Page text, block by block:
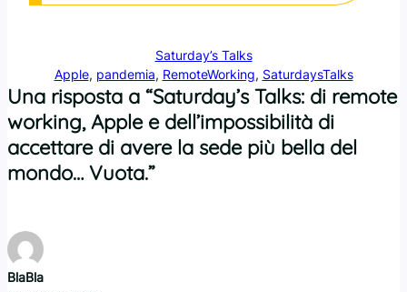
Saturday’s Talks
Apple, pandemia, RemoteWorking, SaturdaysTalks
Una risposta a “Saturday’s Talks: di remote
working, Apple e dell’impossibilità di
accettare di avere la sede più bella del
mondo… Vuota.”
BlaBla